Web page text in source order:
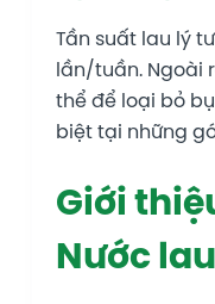
Tần suất lau lý
lần/tuần. Ngoài
thể để loại bỏ
biệt tại những
Giới
Nước